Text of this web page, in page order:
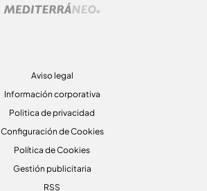
Aviso legal
Información corporativa
Politica de privacidad
Configuración de Cookies
Política de Cookies
Gestión publicitaria
RSS